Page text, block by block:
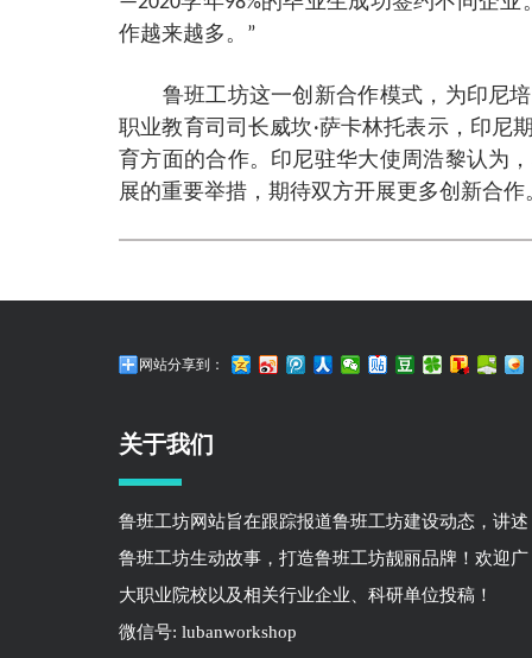
作越来越多。”
鲁班工坊这一创新合作模式，为印尼培
职业教育司司长威坎·萨卡林托表示，印尼
育方面的合作。印尼驻华大使周浩黎认为
展的重要举措，期待双方开展更多创新合作
网站分享到：
关于我们
鲁班工坊网站旨在跟踪报道鲁班工坊建设动态，讲述
鲁班工坊生动故事，打造鲁班工坊靓丽品牌！欢迎广
大职业院校以及相关行业企业、科研单位投稿！
微信号: lubanworkshop